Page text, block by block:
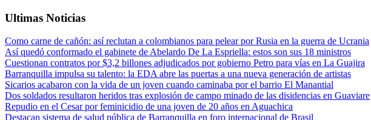
Ultimas Noticias
Como carne de cañón: así reclutan a colombianos para pelear por Rusia en la guerra de Ucrania
Así quedó conformado el gabinete de Abelardo De La Espriella: estos son sus 18 ministros
Cuestionan contratos por $3,2 billones adjudicados por gobierno Petro para vías en La Guajira
Barranquilla impulsa su talento: la EDA abre las puertas a una nueva generación de artistas
Sicarios acabaron con la vida de un joven cuando caminaba por el barrio El Manantial
Dos soldados resultaron heridos tras explosión de campo minado de las disidencias en Guaviare
Repudio en el Cesar por feminicidio de una joven de 20 años en Aguachica
Destacan sistema de salud pública de Barranquilla en foro internacional de Brasil